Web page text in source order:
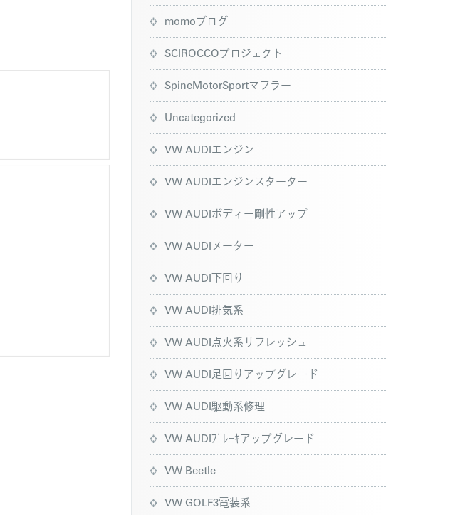
momoブログ
SCIROCCOプロジェクト
SpineMotorSportマフラー
Uncategorized
VW AUDIエンジン
VW AUDIエンジンスターター
VW AUDIボディー剛性アップ
VW AUDIメーター
VW AUDI下回り
VW AUDI排気系
VW AUDI点火系リフレッシュ
VW AUDI足回りアップグレード
VW AUDI駆動系修理
VW AUDIﾌﾞﾚｰｷアップグレード
VW Beetle
VW GOLF3電装系